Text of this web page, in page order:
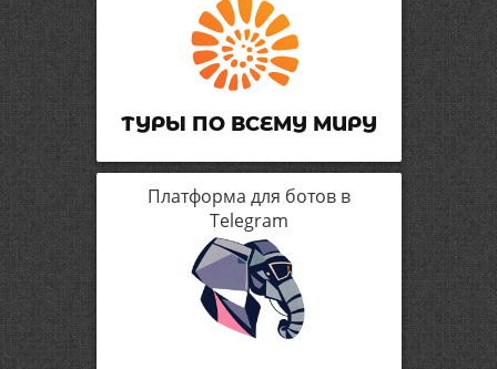
ТУРЫ ПО ВСЕМУ МИРУ
Платформа для ботов в
Telegram